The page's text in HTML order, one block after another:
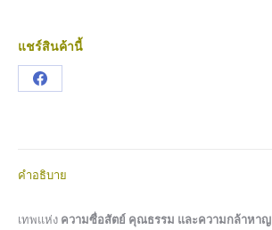
แชร์สินค้านี้
Share
คำอธิบาย
เทพแห่ง ความซื่อสัตย์ คุณธรรม และความกล้าหาญ